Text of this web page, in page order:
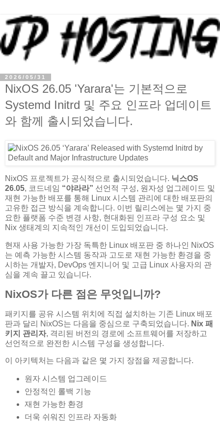
2026/05/31
NixOS 26.05 'Yarara'는 기본적으로
Systemd Initrd 및 주요 인프라 업데이트
와 함께 출시되었습니다.
NixOS 프로젝트가 공식적으로 출시되었습니다. 닉스OS
26.05, 코드네임 “야라라” 선언적 구성, 원자성 업그레이드 및
재현 가능한 배포를 통해 Linux 시스템 관리에 대한 배포판의
고유한 접근 방식을 계속합니다. 이번 릴리스에는 몇 가지 중
요한 플랫폼 수준 변경 사항, 현대화된 인프라 구성 요소 및
Nix 생태계의 지속적인 개선이 도입되었습니다.
현재 사용 가능한 가장 독특한 Linux 배포판 중 하나인 NixOS
는 예측 가능한 시스템 동작과 고도로 재현 가능한 환경을 중
시하는 개발자, DevOps 엔지니어 및 고급 Linux 사용자의 관
심을 계속 끌고 있습니다.
NixOS가 다른 점은 무엇입니까?
패키지를 공유 시스템 위치에 직접 설치하는 기존 Linux 배포
판과 달리 NixOS는 다음을 중심으로 구축되었습니다. Nix 패
키지 관리자, 격리된 버전의 경로에 소프트웨어를 저장하고
선언적으로 완전한 시스템 구성을 생성합니다.
이 아키텍처는 다음과 같은 몇 가지 장점을 제공합니다.
원자 시스템 업그레이드
안정적인 롤백 기능
재현 가능한 환경
더욱 쉬워진 인프라 자동화